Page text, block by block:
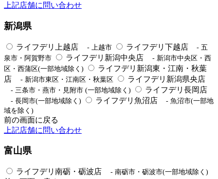
上記店舗に問い合わせ
新潟県
ライフデリ上越店 - 上越市 ライフデリ下越店
- 五
泉市・阿賀野市
ライフデリ新潟中央店
- 新潟市中央区・西
区・西蒲区(一部地域除く)
ライフデリ新潟東・江南・秋葉
店
- 新潟市東区・江南区・秋葉区 ライフデリ新潟県央店
- 三条市・燕市・見附市 (一部地域除く) ライフデリ長岡店
- 長岡市(一部地域除く) ライフデリ魚沼店
- 魚沼市(一部地
域を除く)
前の画面に戻る
上記店舗に問い合わせ
富山県
ライフデリ南砺・砺波店 - 南砺市・砺波市(一部地域除く)